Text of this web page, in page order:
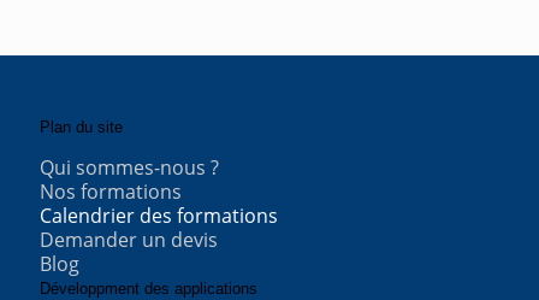
Plan du site
Qui sommes-nous ?
Nos formations
Calendrier des formations
Demander un devis
Blog
Développment des applications